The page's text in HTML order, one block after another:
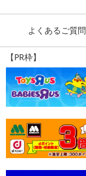
よくあるご質問
【PR枠】